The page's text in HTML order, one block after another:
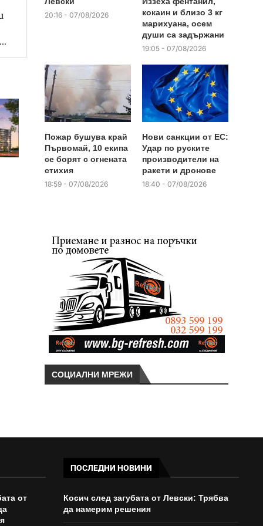
20:16 - 07/08/2026
кокаин и близо 3 кг
марихуана, осем
души са задържани
19:05 - 07/08/2026
Пожар бушува край
Първомай, 10 екипа
се борят с огнената
стихия
18:59 - 07/08/2026
Нови санкции от ЕС:
Удар по руските
производители на
ракети и дронове
18:40 - 07/08/2026
СОЦИАЛНИ МРЕЖИ
от
ПОСЛЕДНИ НОВИНИ
Косич след загубата от Левски: Трябва
да намерим решения